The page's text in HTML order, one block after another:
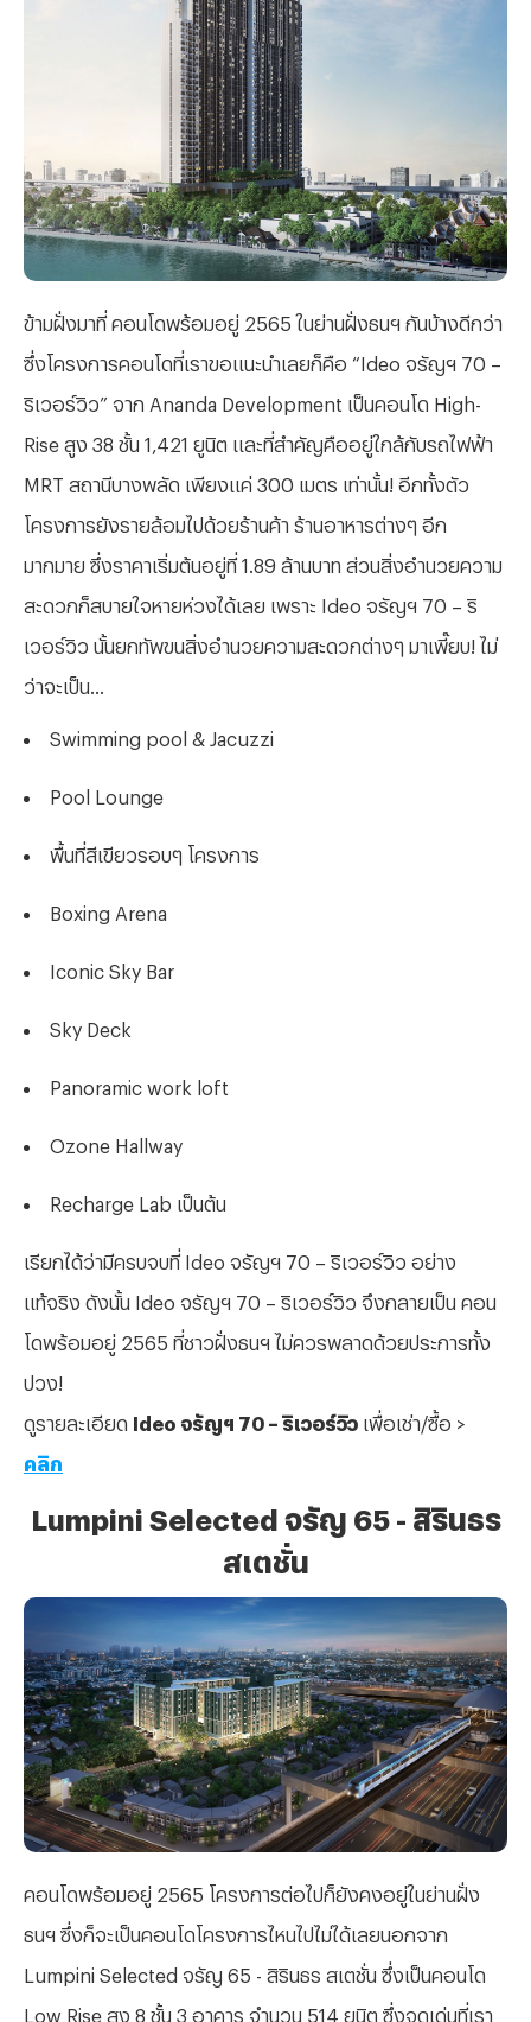
ข้ามฝั่งมาที่ คอนโดพร้อมอยู่ 2565 ในย่านฝั่งธนฯ กันบ้างดีกว่า
ซึ่งโครงการคอนโดที่เราขอแนะนำเลยก็คือ “Ideo จรัญฯ 70 –
ริเวอร์วิว” จาก Ananda Development เป็นคอนโด High-
Rise สูง 38 ชั้น 1,421 ยูนิต และที่สำคัญคืออยู่ใกล้กับรถไฟฟ้า
MRT สถานีบางพลัด เพียงแค่ 300 เมตร เท่านั้น! อีกทั้งตัว
โครงการยังรายล้อมไปด้วยร้านค้า ร้านอาหารต่างๆ อีก
มากมาย ซึ่งราคาเริ่มต้นอยู่ที่ 1.89 ล้านบาท ส่วนสิ่งอำนวยความ
สะดวกก็สบายใจหายห่วงได้เลย เพราะ Ideo จรัญฯ 70 – ริ
เวอร์วิว นั้นยกทัพขนสิ่งอำนวยความสะดวกต่างๆ มาเพี๊ยบ! ไม่
ว่าจะเป็น...
Swimming pool & Jacuzzi
Pool Lounge
พื้นที่สีเขียวรอบๆ โครงการ
Boxing Arena
Iconic Sky Bar
Sky Deck
Panoramic work loft
Ozone Hallway
Recharge Lab เป็นต้น
เรียกได้ว่ามีครบจบที่ Ideo จรัญฯ 70 – ริเวอร์วิว อย่าง
แท้จริง ดังนั้น Ideo จรัญฯ 70 – ริเวอร์วิว จึงกลายเป็น คอน
โดพร้อมอยู่ 2565 ที่ชาวฝั่งธนฯ ไม่ควรพลาดด้วยประการทั้ง
ปวง!
ดูรายละเอียด Ideo จรัญฯ 70 – ริเวอร์วิว เพื่อเช่า/ซื้อ >
คลิก
Lumpini Selected จรัญ 65 - สิรินธร
สเตชั่น
คอนโดพร้อมอยู่ 2565 โครงการต่อไปก็ยังคงอยู่ในย่านฝั่ง
ธนฯ ซึ่งก็จะเป็นคอนโดโครงการไหนไปไม่ได้เลยนอกจาก
Lumpini Selected จรัญ 65 - สิรินธร สเตชั่น ซึ่งเป็นคอนโด
Low Rise สูง 8 ชั้น 3 อาคาร จำนวน 514 ยูนิต ซึ่งจุดเด่นที่เรา